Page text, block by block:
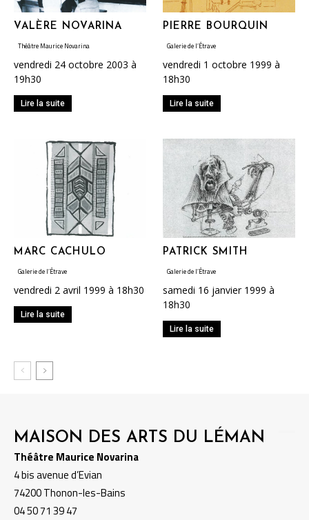
VALÈRE NOVARINA
Théâtre Maurice Novarina
vendredi 24 octobre 2003 à
19h30
Lire la suite
PIERRE BOURQUIN
Galerie de l’Étrave
vendredi 1 octobre 1999 à
18h30
Lire la suite
MARC CACHULO
Galerie de l’Étrave
vendredi 2 avril 1999 à 18h30
Lire la suite
PATRICK SMITH
Galerie de l’Étrave
samedi 16 janvier 1999 à
18h30
Lire la suite
MAISON DES ARTS DU LÉMAN
Théâtre Maurice Novarina
4 bis avenue d’Evian
74200 Thonon-les-Bains
04 50 71 39 47